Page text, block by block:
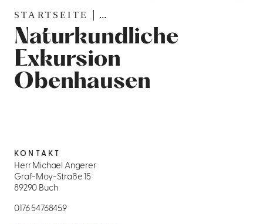
STARTSEITE ...
Naturkundliche
Exkursion
Obenhausen
KONTAKT
Herr Michael Angerer
Graf-Moy-Straße 15
89290 Buch
0176 54768459